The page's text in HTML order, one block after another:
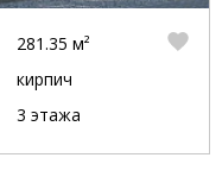
281.35 м²
кирпич
3 этажа